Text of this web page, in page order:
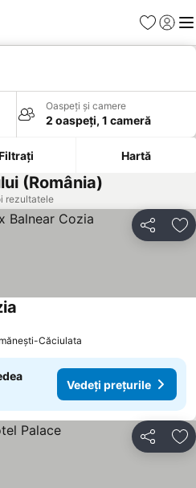
Favorite
Oaspeți și camere
2 oaspeți, 1 cameră
Hartă
(România)
rezultatele
Distribuiți
Căciulata
Vedeți prețurile
Distribuiți